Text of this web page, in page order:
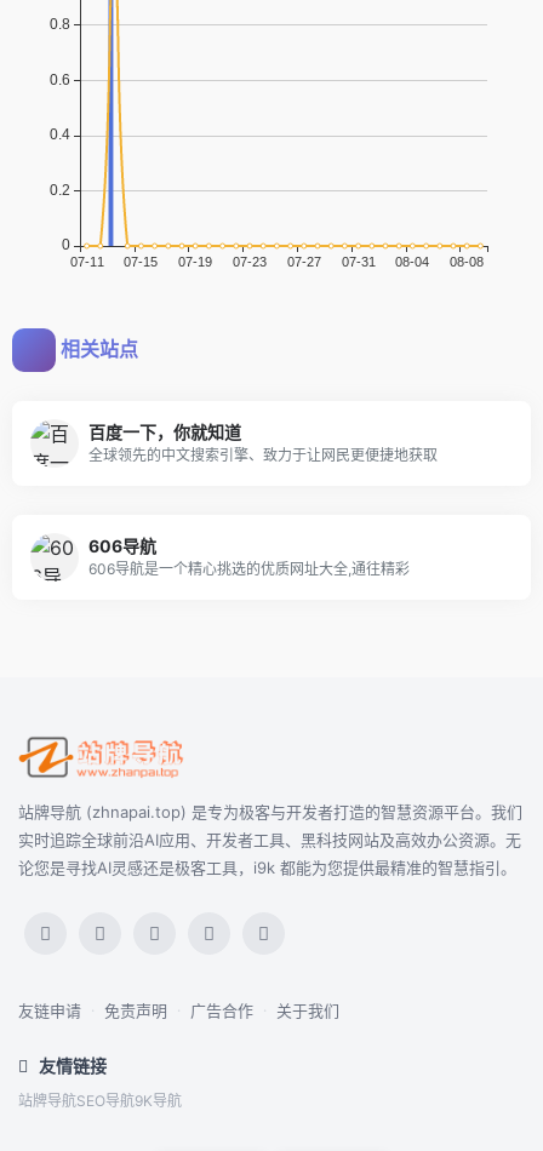
相关站点
百度一下，你就知道
全球领先的中文搜索引擎、致力于让网民更便捷地获取
606导航
606导航是一个精心挑选的优质网址大全,通往精彩
站牌导航 (zhnapai.top) 是专为极客与开发者打造的智慧资源平台。我们
实时追踪全球前沿AI应用、开发者工具、黑科技网站及高效办公资源。无
论您是寻找AI灵感还是极客工具，i9k 都能为您提供最精准的智慧指引。
友链申请 · 免责声明 · 广告合作 · 关于我们
友情链接
站牌导航SEO导航9K导航